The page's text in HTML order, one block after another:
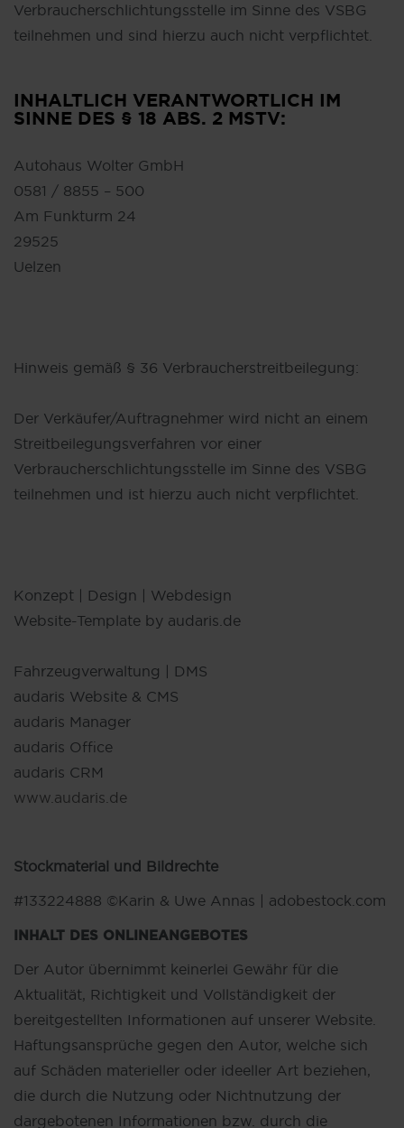
Verbraucherschlichtungsstelle im Sinne des VSBG
teilnehmen und sind hierzu auch nicht verpflichtet.
INHALTLICH VERANTWORTLICH IM
SINNE DES § 18 ABS. 2 MSTV:
Autohaus Wolter GmbH
0581 / 8855 – 500
Am Funkturm 24
29525
Uelzen
Hinweis gemäß § 36 Verbraucherstreitbeilegung:
Der Verkäufer/Auftragnehmer wird nicht an einem
Streitbeilegungsverfahren vor einer
Verbraucherschlichtungsstelle im Sinne des VSBG
teilnehmen und ist hierzu auch nicht verpflichtet.
Konzept | Design | Webdesign
Website-Template by audaris.de
Fahrzeugverwaltung | DMS
audaris Website & CMS
audaris Manager
audaris Office
audaris CRM
www.audaris.de
Stockmaterial und Bildrechte
#133224888 ©Karin & Uwe Annas | adobestock.com
INHALT DES ONLINEANGEBOTES
Der Autor übernimmt keinerlei Gewähr für die
Aktualität, Richtigkeit und Vollständigkeit der
bereitgestellten Informationen auf unserer Website.
Haftungsansprüche gegen den Autor, welche sich
auf Schäden materieller oder ideeller Art beziehen,
die durch die Nutzung oder Nichtnutzung der
dargebotenen Informationen bzw. durch die